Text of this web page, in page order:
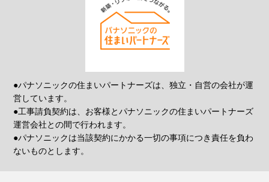
●パナソニックの住まいパートナーズは、独立・自営の会社が運
営しています。
●工事請負契約は、お客様とパナソニックの住まいパートナーズ
運営会社との間で行われます。
●パナソニックは当該契約にかかる一切の事項につき責任を負わ
ないものとします。